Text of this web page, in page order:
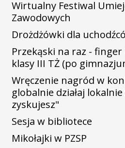
Wirtualny Festiwal
Zawodowych
Drożdżówki dla
Przekąski na raz -
klasy III TŻ (po
Wręczenie nagród w
globalnie działaj
zyskujesz"
Sesja w bibliotece
Mikołajki w PZSP